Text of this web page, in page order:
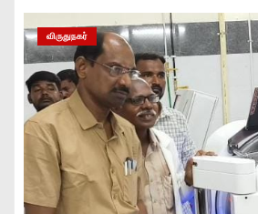
விருதுநகர்